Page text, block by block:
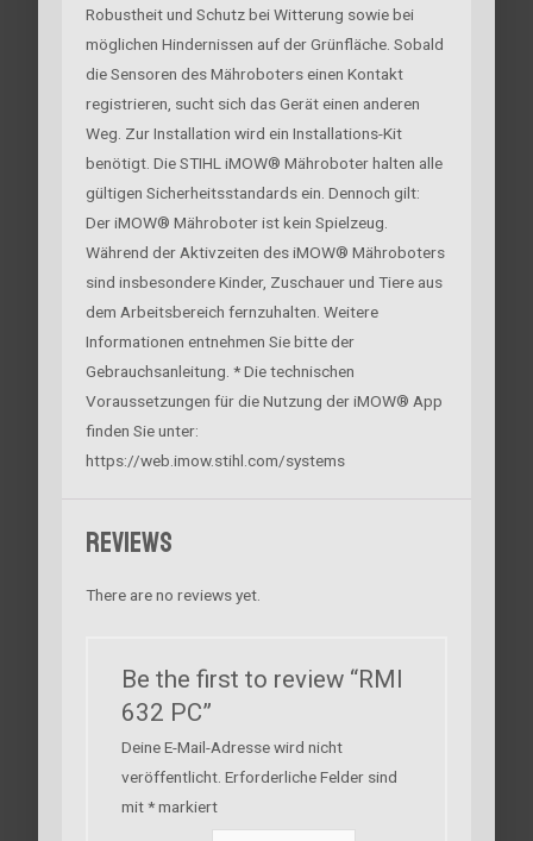
Robustheit und Schutz bei Witterung sowie bei
möglichen Hindernissen auf der Grünfläche. Sobald
die Sensoren des Mähroboters einen Kontakt
registrieren, sucht sich das Gerät einen anderen
Weg. Zur Installation wird ein Installations-Kit
benötigt. Die STIHL iMOW® Mähroboter halten alle
gültigen Sicherheitsstandards ein. Dennoch gilt:
Der iMOW® Mähroboter ist kein Spielzeug.
Während der Aktivzeiten des iMOW® Mähroboters
sind insbesondere Kinder, Zuschauer und Tiere aus
dem Arbeitsbereich fernzuhalten. Weitere
Informationen entnehmen Sie bitte der
Gebrauchsanleitung. * Die technischen
Voraussetzungen für die Nutzung der iMOW® App
finden Sie unter:
https://web.imow.stihl.com/systems
Reviews
There are no reviews yet.
Be the first to review “RMI
632 PC”
Deine E-Mail-Adresse wird nicht
veröffentlicht. Erforderliche Felder sind
mit*markiert